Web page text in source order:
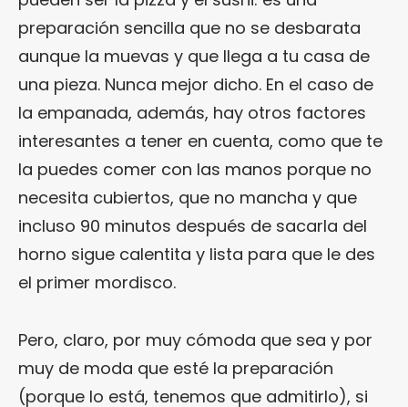
preparación sencilla que no se desbarata
aunque la muevas y que llega a tu casa de
una pieza. Nunca mejor dicho. En el caso de
la empanada, además, hay otros factores
interesantes a tener en cuenta, como que te
la puedes comer con las manos porque no
necesita cubiertos, que no mancha y que
incluso 90 minutos después de sacarla del
horno sigue calentita y lista para que le des
el primer mordisco.
Pero, claro, por muy cómoda que sea y por
muy de moda que esté la preparación
(porque lo está, tenemos que admitirlo), si